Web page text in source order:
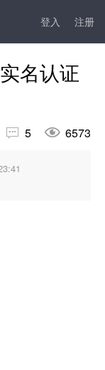
登入 注册
名认证
 5  6573